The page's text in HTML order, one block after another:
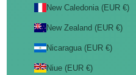
New Caledonia (EUR €)
New Zealand (EUR €)
Nicaragua (EUR €)
Niue (EUR €)